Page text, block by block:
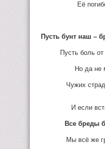
Её
Пусть бунт наш –
Пусть боль
Но да не
Чужих
И если
Все бреды
Мы всё же